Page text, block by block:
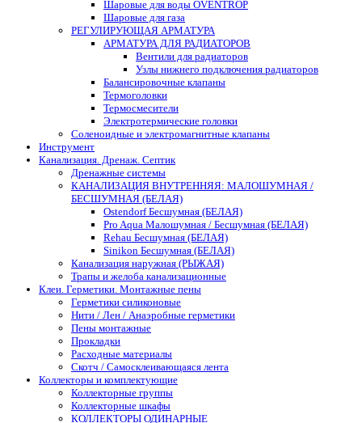
Шаровые для воды OVENTROP
Шаровые для газа
РЕГУЛИРУЮЩАЯ АРМАТУРА
АРМАТУРА ДЛЯ РАДИАТОРОВ
Вентили для радиаторов
Узлы нижнего подключения радиаторов
Балансировочные клапаны
Термоголовки
Термосмесители
Электротермические головки
Соленоидные и электромагнитные клапаны
Инструмент
Канализация. Дренаж. Септик
Дренажные системы
КАНАЛИЗАЦИЯ ВНУТРЕННЯЯ: МАЛОШУМНАЯ /
БЕСШУМНАЯ (БЕЛАЯ)
Ostendorf Бесшумная (БЕЛАЯ)
Pro Aqua Малошумная / Бесшумная (БЕЛАЯ)
Rehau Бесшумная (БЕЛАЯ)
Sinikon Бесшумная (БЕЛАЯ)
Канализация наружная (РЫЖАЯ)
Трапы и желоба канализационные
Клеи. Герметики. Монтажные пены
Герметики силиконовые
Нити / Лен / Анаэробные герметики
Пены монтажные
Прокладки
Расходные материалы
Скотч / Самосклеивающаяся лента
Коллекторы и комплектующие
Коллекторные группы
Коллекторные шкафы
КОЛЛЕКТОРЫ ОДИНАРНЫЕ